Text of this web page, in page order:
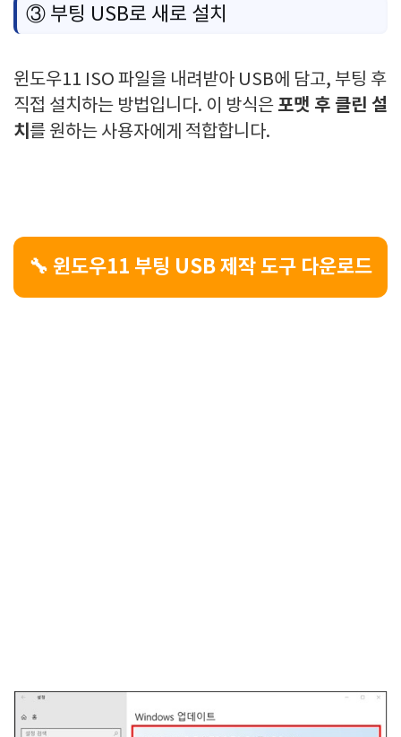
③ 부팅 USB로 새로 설치
윈도우11 ISO 파일을 내려받아 USB에 담고, 부팅 후
직접 설치하는 방법입니다. 이 방식은 포맷 후 클린 설
치 를 원하는 사용자에게 적합합니다.
🔧 윈도우11 부팅 USB 제작 도구 다운로드